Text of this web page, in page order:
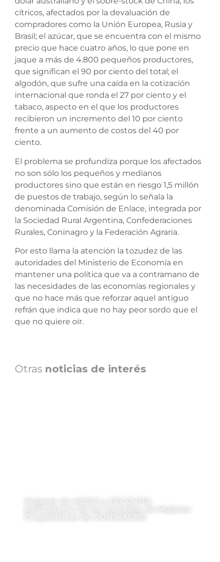
cítricos, afectados por la devaluación de
compradores como la Unión Europea, Rusia y
Brasil; el azúcar, que se encuentra con el mismo
precio que hace cuatro años, lo que pone en
jaque a más de 4.800 pequeños productores,
que significan el 90 por ciento del total; el
algodón, que sufre una caída en la cotización
internacional que ronda el 27 por ciento y el
tabaco, aspecto en el que los productores
recibieron un incremento del 10 por ciento
frente a un aumento de costos del 40 por
ciento.
El problema se profundiza porque los afectados
no son sólo los pequeños y medianos
productores sino que están en riesgo 1,5 millón
de puestos de trabajo, según lo señala la
denominada Comisión de Enlace, integrada por
la Sociedad Rural Argentina, Confederaciones
Rurales, Coninagro y la Federación Agraria.
Por esto llama la atención la tozudez de las
autoridades del Ministerio de Economía en
mantener una política que va a contramano de
las necesidades de las economías regionales y
que no hace más que reforzar aquel antiguo
refrán que indica que no hay peor sordo que el
que no quiere oír.
Otras noticias de interés